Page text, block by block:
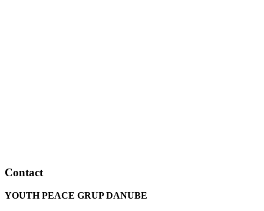
Contact
YOUTH PEACE GRUP DANUBE